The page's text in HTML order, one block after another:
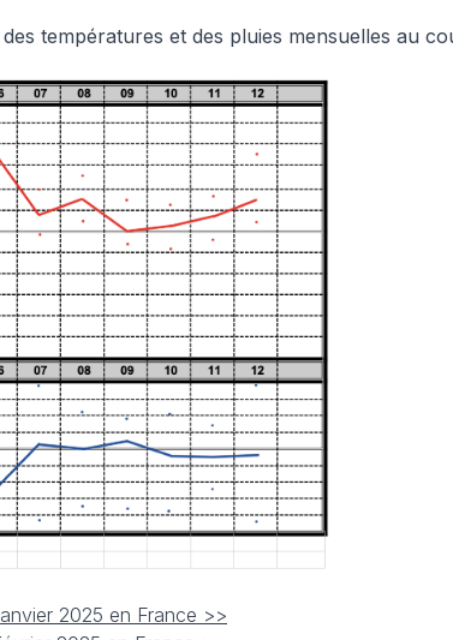
températures et des pluies mensuelles au
2025 en France >>